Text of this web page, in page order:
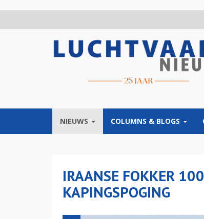
NIEUWS COLUMNS & BLOGS
IRAANSE FOKKER
KAPINGSPOGING